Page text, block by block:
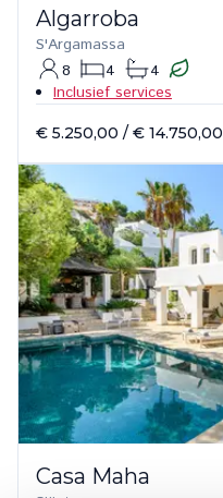
Algarroba
S'Argamassa
8
4
4
Inclusief services
€ 5.250,00 / € 14.750,00
Casa Maha